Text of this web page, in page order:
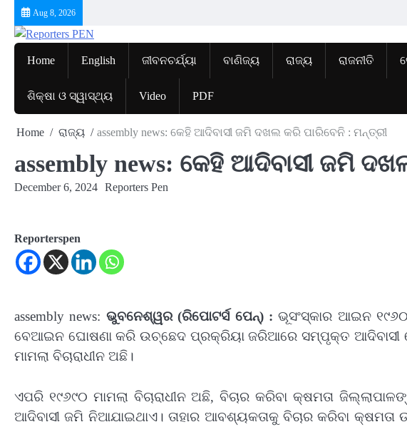
content
Aug 8, 2026
Home English ଜୀବନଚର୍ଯ୍ୟା ବାଣିଜ୍ୟ ରାଜ୍ୟ ରାଜନୀତି
ଶିକ୍ଷା ଓ ସ୍ୱାସ୍ଥ୍ୟ Video PDF
Home ରାଜ୍ୟ assembly news: କେହି ଆଦିବାସୀ ଜମି ଦଖଲ କରି ପାରିବେନି : ମନ୍ତ୍ରୀ
assembly news: କେହି ଆଦିବାସୀ ଜମି
December 6, 2024 Reporters Pen
Reporterspen
assembly news: ଭୁବନେଶ୍ୱର (ରିପୋଟର୍ସ ପେନ୍‌) : ଭୂସଂସ୍କାର ଆଇନ
ବେଆଇନ ଘୋଷଣା କରି ଉଚ୍ଛେଦ ପ୍ରକ୍ରିୟା ଜରିଆରେ ସମ୍ପୃକ୍ତ
ମାମଲା ବିଚାରାଧୀନ ଅଛି।
ଏପରି ୧୯୬୯୦ ମାମଲା ବିଚାରାଧୀନ ଅଛି, ବିଚାର କରିବା କ୍ଷମତା
ଆଦିବାସୀ ଜମି ନିଆଯାଇଥାଏ। ତାହାର ଆବଶ୍ୟକତାକୁ ବିଚାର କରିବା